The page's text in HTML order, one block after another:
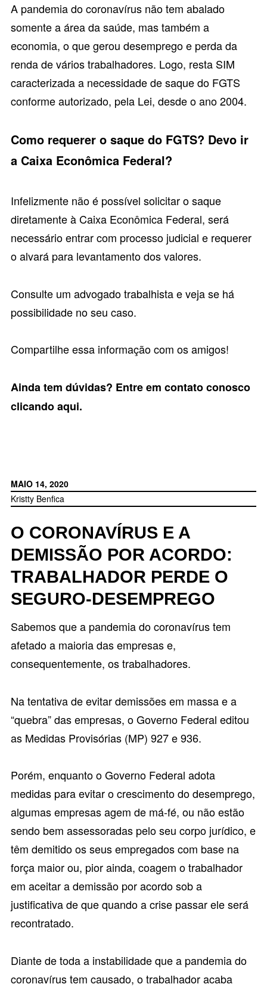
A pandemia do coronavírus não tem abalado
somente a área da saúde, mas também a
economia, o que gerou desemprego e perda da
renda de vários trabalhadores. Logo, resta SIM
caracterizada a necessidade de saque do FGTS
conforme autorizado, pela Lei, desde o ano 2004.
Como requerer o saque do FGTS? Devo ir
a Caixa Econômica Federal?
Infelizmente não é possível solicitar o saque
diretamente à Caixa Econômica Federal, será
necessário entrar com processo judicial e requerer
o alvará para levantamento dos valores.
Consulte um advogado trabalhistae veja se há
possibilidade no seu caso.
Compartilhe essa informação com os amigos!
Ainda tem dúvidas? Entre em contato conosco
clicando aqui.
MAIO 14, 2020
Kristty Benfica
O CORONAVÍRUS E A
DEMISSÃO POR ACORDO:
TRABALHADOR PERDE O
SEGURO-DESEMPREGO
Sabemos que a pandemia do coronavírus tem
afetado a maioria das empresas e,
consequentemente, os trabalhadores.
Na tentativa de evitar demissões em massa e a
“quebra” das empresas, o Governo Federal editou
as Medidas Provisórias (MP) 927 e 936.
Porém, enquanto o Governo Federal adota
medidas para evitar o crescimento do desemprego,
algumas empresas agem de má-fé, ou não estão
sendo bem assessoradas pelo seu corpo jurídico, e
têm demitido os seus empregados com base na
força maior ou, pior ainda, coagem o trabalhador
em aceitar a demissão por acordo sob a
justificativa de que quando a crise passar ele será
recontratado.
Diante de toda a instabilidade que a pandemia do
coronavírus tem causado, o trabalhador acaba